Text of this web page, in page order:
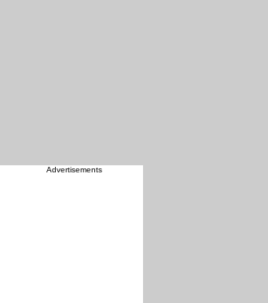
Advertisements